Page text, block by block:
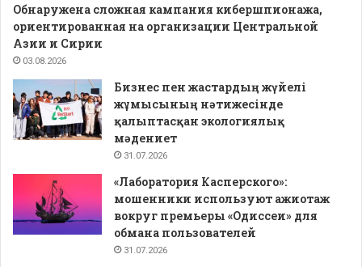
Обнаружена сложная кампания кибершпионажа,
ориентированная на организации Центральной
Азии и Сирии
03.08.2026
Бизнес пен жастардың жүйелі
жұмысының нәтижесінде
қалыптасқан экологиялық
мәдениет
31.07.2026
«Лаборатория Касперского»:
мошенники используют ажиотаж
вокруг премьеры «Одиссеи» для
обмана пользователей
31.07.2026